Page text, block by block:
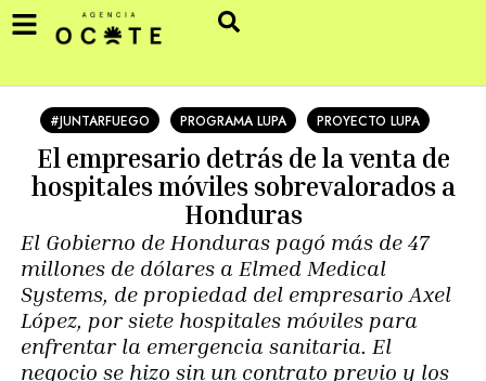
#JUNTARFUEGO PROGRAMA LUPA PROYECTO LUPA
El empresario detrás de la venta de
hospitales móviles sobrevalorados a
Honduras
El Gobierno de Honduras pagó más de 47
millones de dólares a Elmed Medical
Systems, de propiedad del empresario Axel
López, por siete hospitales móviles para
enfrentar la emergencia sanitaria. El
negocio se hizo sin un contrato previo y los